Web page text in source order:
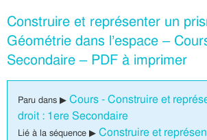
Construire et représenter un
Géométrie dans l’espace –
Secondaire – PDF à imprimer
Paru dans ▶ Cours - Construire et
droit : 1ere Secondaire
Lié à la séquence ▶ Construire et